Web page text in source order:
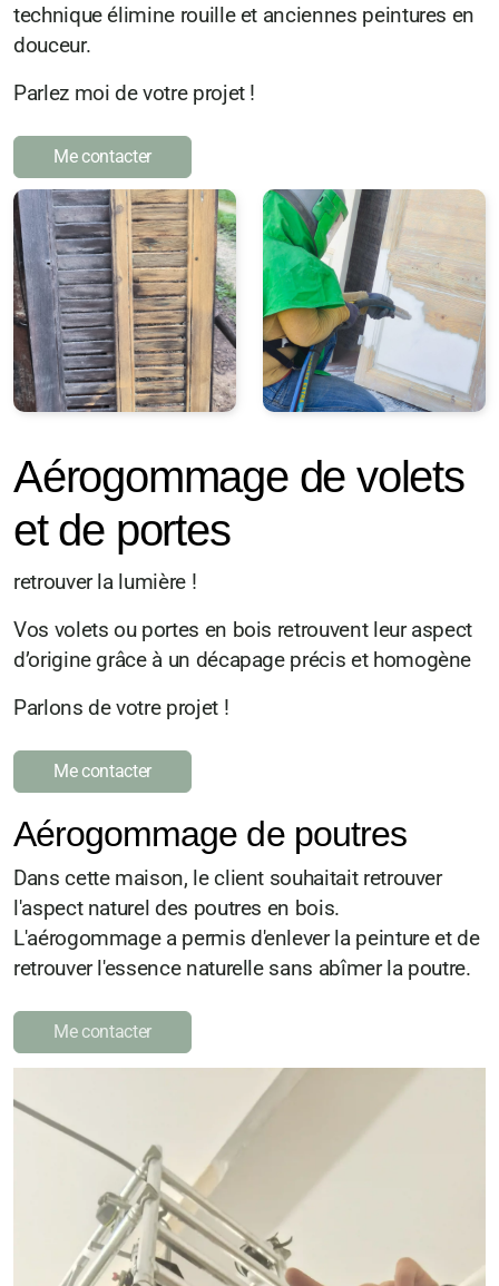
technique élimine rouille et anciennes peintures en
douceur.
Parlez moi de votre projet !
Me contacter
Aérogommage de volets
et de portes
retrouver la lumière !
Vos volets ou portes en bois retrouvent leur aspect
d’origine grâce à un décapage précis et homogène
Parlons de votre projet !
Me contacter
Aérogommage de poutres
Dans cette maison, le client souhaitait retrouver
l'aspect naturel des poutres en bois.
L'aérogommage a permis d'enlever la peinture et de
retrouver l'essence naturelle sans abîmer la poutre.
Me contacter